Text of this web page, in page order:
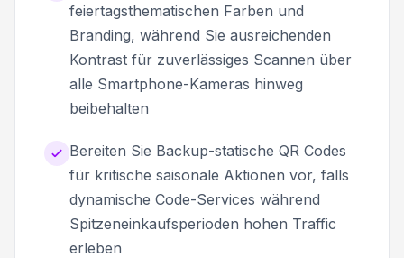
feiertagsthematischen Farben und
Branding, während Sie ausreichenden
Kontrast für zuverlässiges Scannen über
alle Smartphone-Kameras hinweg
beibehalten
Bereiten Sie Backup-statische QR Codes
für kritische saisonale Aktionen vor, falls
dynamische Code-Services während
Spitzeneinkaufsperioden hohen Traffic
erleben